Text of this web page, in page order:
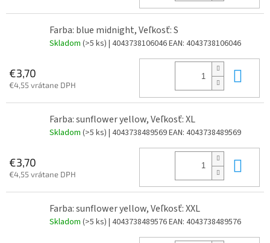
Farba: blue midnight, Veľkosť: S
Skladom (>5 ks) | 4043738106046EAN: 4043738106046
€3,70
€4,55 vrátane DPH
Farba: sunflower yellow, Veľkosť: XL
Skladom (>5 ks) | 4043738489569EAN: 4043738489569
€3,70
€4,55 vrátane DPH
Farba: sunflower yellow, Veľkosť: XXL
Skladom (>5 ks) | 4043738489576EAN: 4043738489576